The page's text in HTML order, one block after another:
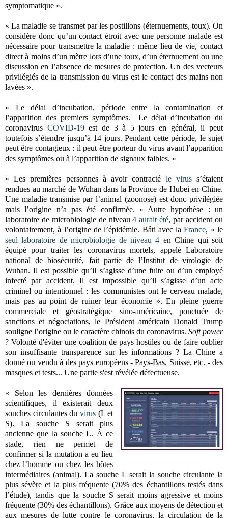
symptomatique ».
« La maladie se transmet par les postillons (éternuements, toux). On
considère donc qu’un contact étroit avec une personne malade est
nécessaire pour transmettre la maladie : même lieu de vie, contact
direct à moins d’un mètre lors d’une toux, d’un éternuement ou une
discussion en l’absence de mesures de protection. Un des vecteurs
privilégiés de la transmission du virus est le contact des mains non
lavées ».
« Le délai d’incubation, période entre la contamination et
l’apparition des premiers symptômes. Le délai d’incubation du
coronavirus COVID-19est de 3 à 5 jours en général, il peut
toutefois s’étendre jusqu’à 14 jours. Pendant cette période, le sujet
peut être contagieux : il peut être porteur du virus avant l’apparition
des symptômes ou à l’apparition de signaux faibles. »
« Les premières personnes à avoir contracté le viruss’étaient
rendues au marché de Wuhan dans la Province de Hubei en Chine.
Une maladie transmise par l’animal (zoonose) est donc privilégiée
mais l’origine n’a pas été confirmée. » Autre hypothèse : un
laboratoire de microbiologie de niveau 4aurait été, par accident ou
volontairement, à l’origine de l’épidémie. Bâti avec laFrance, « le
seul laboratoire de microbiologie de niveau 4 en Chine qui soit
équipé pour traiter les coronavirus mortels, appelé Laboratoire
national de biosécurité, fait partie de l’Institut de virologie de
Wuhan. Il est possible qu’il s’agisse d’une fuite ou d’un employé
infecté par accident. Il est impossible qu’il s’agisse d’un acte
criminel ou intentionnel : les communistes ont le cerveau malade,
mais pas au point de ruiner leur économie ». En pleine guerre
commerciale et géostratégique sino-américaine, ponctuée de
sanctions et négociations, le Président américain Donald Trump
souligne l’origine ou le caractère chinois du coronavirus. Soft power
? Volonté d'éviter une coalition de pays hostiles ou de faire oublier
son insuffisante transparence sur les informations ? La Chine a
donné ou vendu à des pays européens - Pays-Bas, Suisse, etc. - des
masques et tests... Une partie s'est révélée défectueuse.
« Selon les dernières données
scientifiques, il existerait deux
souches circulantes du virus(L et
S). La souche S serait plus
ancienne que la souche L. À ce
stade, rien ne permet de
confirmer si la mutation a eu lieu
chez l’homme ou chez les hôtes
intermédiaires (animal). La souche L serait la souche circulante la
plus sévère et la plus fréquente (70% des échantillons testés dans
l’étude), tandis que la souche S serait moins agressive et moins
fréquente (30% des échantillons). Grâce aux moyens de détection et
aux mesures de lutte contre le coronavirus, la circulation de la